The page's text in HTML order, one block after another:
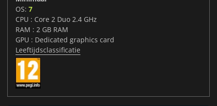
OS: 7
CPU : Core 2 Duo 2.4 GHz
RAM : 2 GB RAM
GPU : Dedicated graphics card
Leeftijdsclassificatie